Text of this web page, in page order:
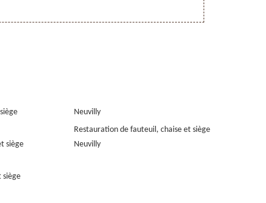
siège
siège
Neuvilly
Restauration de fauteuil, chaise et siège
Neuvilly